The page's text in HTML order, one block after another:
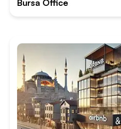
Bursa Office